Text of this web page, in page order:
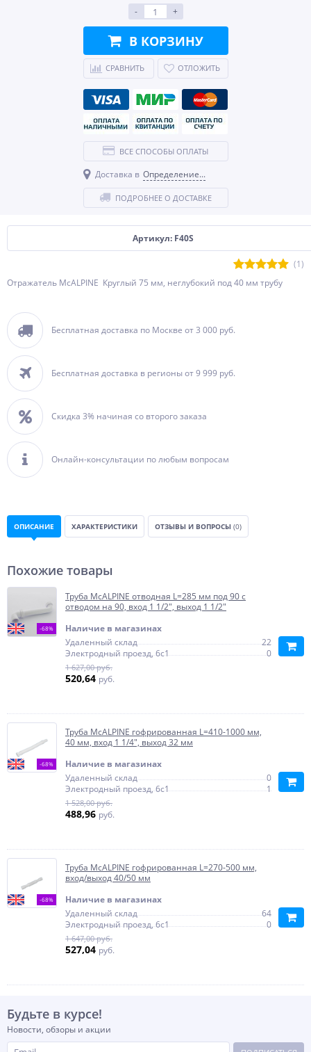
Артикул: F40S
(1)
Отражатель McALPINE Круглый 75 мм, неглубокий под 40 мм трубу
Бесплатная доставка по Москве от 3 000 руб.
Бесплатная доставка в регионы от 9 999 руб.
Скидка 3% начиная со второго заказа
Онлайн-консультации по любым вопросам
- +
В КОРЗИНУ
СРАВНИТЬ ОТЛОЖИТЬ
ВСЕ СПОСОБЫ ОПЛАТЫ
Доставка в Определение...
ПОДРОБНЕЕ О ДОСТАВКЕ
ОПИСАНИЕ ХАРАКТЕРИСТИКИ ОТЗЫВЫ И ВОПРОСЫ (0)
Похожие товары
-68%
Труба McALPINE отводная L=285 мм под 90 с
отводом на 90, вход 1 1/2", выход 1 1/2"
Наличие в магазинах
Удаленный склад
22
Электродный проезд, 6с1
0
1 627,00 руб.
520,64 руб.
-68%
Труба McALPINE гофрированная L=410-1000 мм,
40 мм, вход 1 1/4", выход 32 мм
Наличие в магазинах
Удаленный склад
0
Электродный проезд, 6с1
1
1 528,00 руб.
488,96 руб.
-68%
Труба McALPINE гофрированная L=270-500 мм,
вход/выход 40/50 мм
Наличие в магазинах
Удаленный склад
64
Электродный проезд, 6с1
0
1 647,00 руб.
527,04 руб.
Будьте в курсе!
Новости, обзоры и акции